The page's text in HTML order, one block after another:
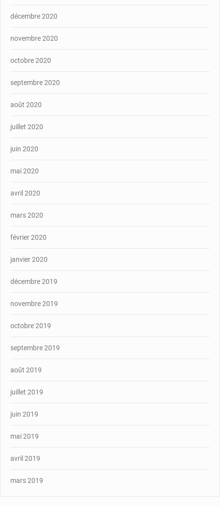
décembre 2020
novembre 2020
octobre 2020
septembre 2020
août 2020
juillet 2020
juin 2020
mai 2020
avril 2020
mars 2020
février 2020
janvier 2020
décembre 2019
novembre 2019
octobre 2019
septembre 2019
août 2019
juillet 2019
juin 2019
mai 2019
avril 2019
mars 2019